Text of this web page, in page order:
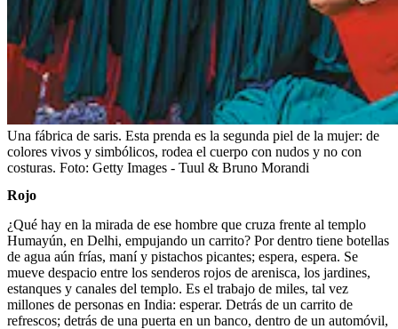
Una fábrica de saris. Esta prenda es la segunda piel de la mujer: de
colores vivos y simbólicos, rodea el cuerpo con nudos y no con
costuras. Foto: Getty Images - Tuul & Bruno Morandi
Rojo
¿Qué hay en la mirada de ese hombre que cruza frente al templo
Humayún, en Delhi, empujando un carrito? Por dentro tiene botellas
de agua aún frías, maní y pistachos picantes; espera, espera. Se
mueve despacio entre los senderos rojos de arenisca, los jardines,
estanques y canales del templo. Es el trabajo de miles, tal vez
millones de personas en India: esperar. Detrás de un carrito de
refrescos; detrás de una puerta en un banco, dentro de un automóvil,